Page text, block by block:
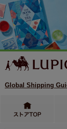
Global Shipping